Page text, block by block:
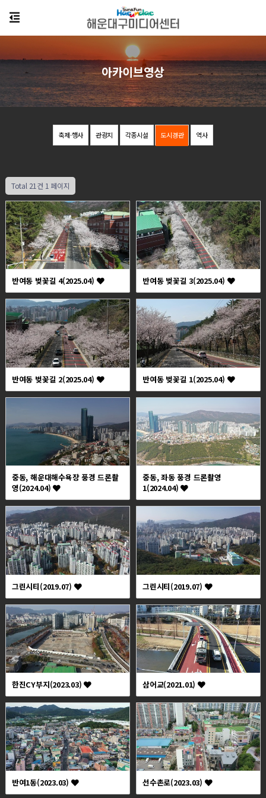
축제·행사 관광지 각종시설 도시경관 역사
아카이브영상
Total 21건 1 페이지
반여동 벚꽃길 4(2025.04) 반여동 벚꽃길 3(2025.04)
반여동 벚꽃길 2(2025.04) 반여동 벚꽃길 1(2025.04)
중동, 해운대해수욕장 풍경 드론촬
영(2024.04)
중동, 좌동 풍경 드론촬영
1(2024.04)
그린시티(2019.07) 그린시티(2019.07)
한진CY부지(2023.03) 삼어교(2021.01)
반여1동(2023.03) 선수촌로(2023.03)